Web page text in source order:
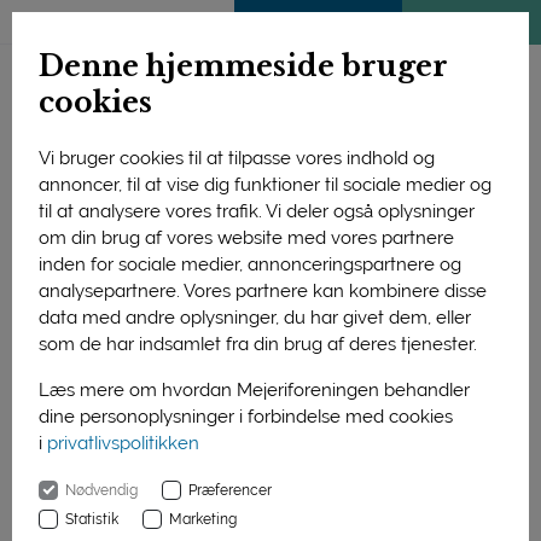
Denne hjemmeside bruger
cookies
Vi bruger cookies til at tilpasse vores indhold og
annoncer, til at vise dig funktioner til sociale medier og
til at analysere vores trafik. Vi deler også oplysninger
om din brug af vores website med vores partnere
inden for sociale medier, annonceringspartnere og
analysepartnere. Vores partnere kan kombinere disse
data med andre oplysninger, du har givet dem, eller
som de har indsamlet fra din brug af deres tjenester.
Læs mere om hvordan Mejeriforeningen behandler
dine personoplysninger i forbindelse med cookies
i privatlivspolitikken
Nødvendig
Præferencer
Statistik
Marketing
Foto: Produktionsdirektør Søren Jensen bød de mange
tilhørere velkommen til foredragsrækken 'Mælk med en god
smag i munden' under Mejeribrugets Dag 2018.
Produktionsdirektør Søren Jensen bød de mange tilhørere
velkommen til foredragsrækken 'Mælk med en god smag i